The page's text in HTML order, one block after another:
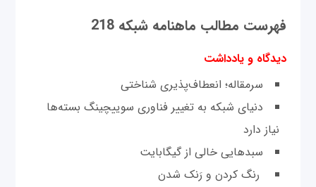
فهرست مطالب ماهنامه شبکه 218
دیدگاه و یادداشت
سرمقاله؛ انعطاف‌پذیری شناختی
دنیای شبکه به تغییر فناوری سوییچینگ بسته‌ها
نیاز دارد
سبدهایی خالی‌ از گیگابایت
رنگ کردن و رَنک شدن